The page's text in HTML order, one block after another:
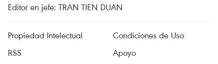
Editor en jefe: TRAN TIEN DUAN
Propiedad Intelectual
Condiciones de Uso
RSS
Apoyo